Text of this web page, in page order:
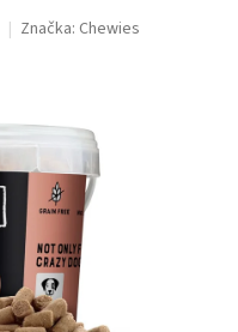
Značka: Chewies